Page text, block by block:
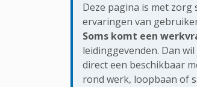
Deze pagina is met
ervaringen van
Soms komt een
leidinggevenden. Dan
direct een beschikbaar
rond werk, loopbaan of